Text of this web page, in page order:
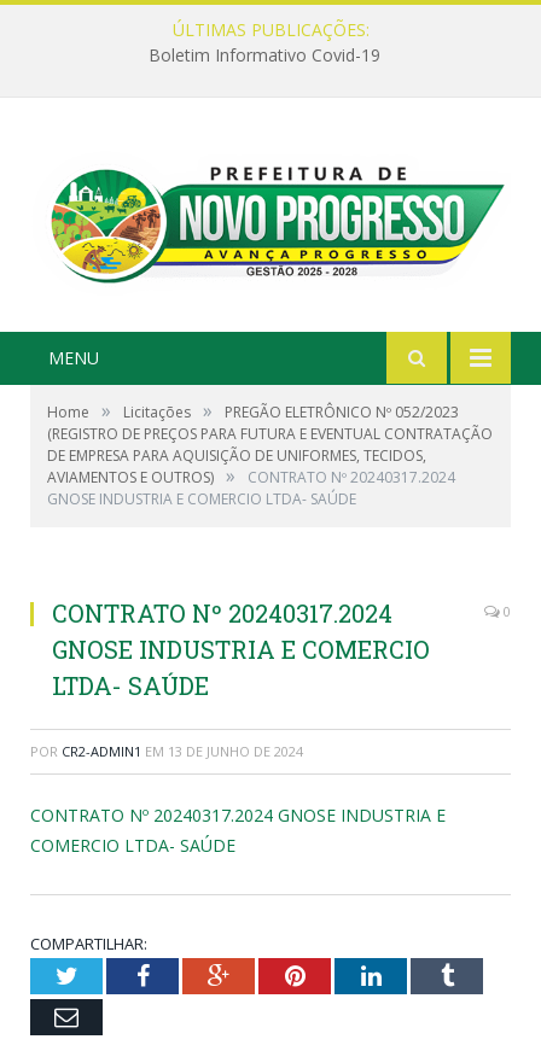
ÚLTIMAS PUBLICAÇÕES:
Boletim Informativo Covid-19
MENU
Home » Licitações »
PREGÃO ELETRÔNICO Nº 052/2023
(REGISTRO DE PREÇOS PARA FUTURA E EVENTUAL CONTRATAÇÃO
DE EMPRESA PARA AQUISIÇÃO DE UNIFORMES, TECIDOS,
AVIAMENTOS E OUTROS) »
CONTRATO Nº 20240317.2024
GNOSE INDUSTRIA E COMERCIO LTDA- SAÚDE
CONTRATO Nº 20240317.2024
GNOSE INDUSTRIA E COMERCIO
LTDA- SAÚDE
0
POR CR2-ADMIN1 EM 13 DE JUNHO DE 2024
CONTRATO Nº 20240317.2024 GNOSE INDUSTRIA E
COMERCIO LTDA- SAÚDE
COMPARTILHAR:
TwitterFacebookGoogle+PinterestLinkedInTumblr
Email